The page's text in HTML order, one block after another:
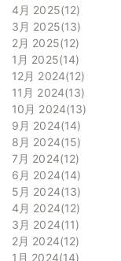
4月 2025 12
3月 2025 13
2月 2025 12
1月 2025 14
12月 2024 12
11月 2024 13
10月 2024 13
9月 2024 14
8月 2024 15
7月 2024 12
6月 2024 14
5月 2024 13
4月 2024 12
3月 2024 11
2月 2024 12
1月 2024 14